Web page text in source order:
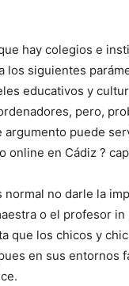
hay colegios e
siguientes
educativos y
pero,
puede
online en Cádiz ?
no darle la
o el profesor
que los chicos y
en sus entornos